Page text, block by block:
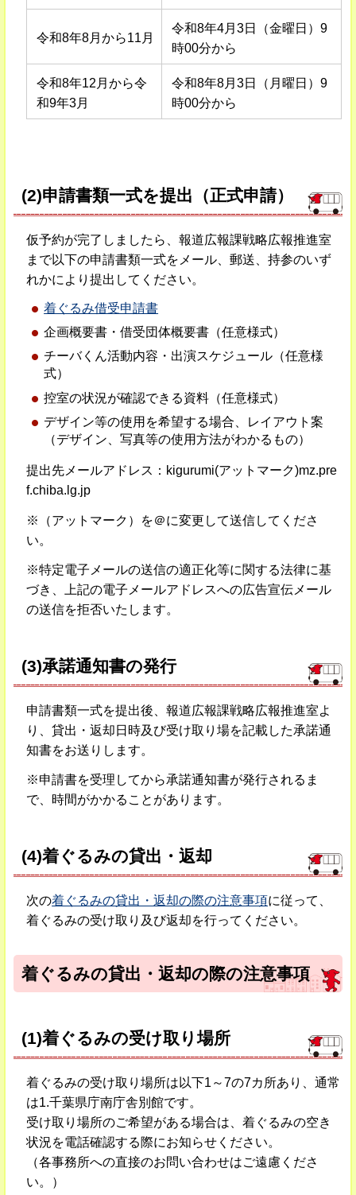
令和8年8月から11月
令和8年4月3日（金曜日）9
時00分から
令和8年12月から令
和9年3月
令和8年8月3日（月曜日）9
時00分から
(2)申請書類一式を提出（正式申請）
仮予約が完了しましたら、報道広報課戦略広報推進室
まで以下の申請書類一式をメール、郵送、持参のいず
れかにより提出してください。
着ぐるみ借受申請書
企画概要書・借受団体概要書（任意様式）
チーバくん活動内容・出演スケジュール（任意様
式）
控室の状況が確認できる資料（任意様式）
デザイン等の使用を希望する場合、レイアウト案
（デザイン、写真等の使用方法がわかるもの）
提出先メールアドレス：kigurumi(アットマーク)mz.pre
f.chiba.lg.jp
※（アットマーク）を＠に変更して送信してくださ
い。
※特定電子メールの送信の適正化等に関する法律に基
づき、上記の電子メールアドレスへの広告宣伝メール
の送信を拒否いたします。
(3)承諾通知書の発行
申請書類一式を提出後、報道広報課戦略広報推進室よ
り、貸出・返却日時及び受け取り場を記載した承諾通
知書をお送りします。
※申請書を受理してから承諾通知書が発行されるま
で、時間がかかることがあります。
(4)着ぐるみの貸出・返却
次の着ぐるみの貸出・返却の際の注意事項に従って、
着ぐるみの受け取り及び返却を行ってください。
着ぐるみの貸出・返却の際の注意事項
(1)着ぐるみの受け取り場所
着ぐるみの受け取り場所は以下1～7の7カ所あり、通常
は1.千葉県庁南庁舎別館です。
受け取り場所のご希望がある場合は、着ぐるみの空き
状況を電話確認する際にお知らせください。
（各事務所への直接のお問い合わせはご遠慮くださ
い。）